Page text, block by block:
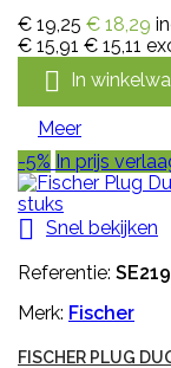
€ 19,25 € 18,29
€ 15,91 € 15,11
 In
Meer
-5% In prijs
 Snel bekijken
Referentie:
Merk: Fischer
FISCHER PLUG